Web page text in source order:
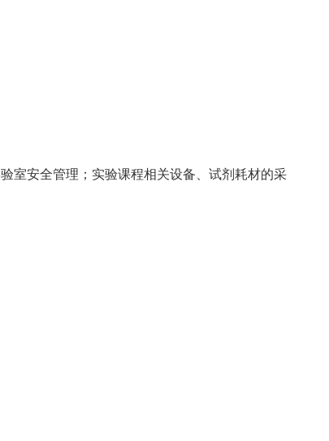
室安全管理；实验课程相关设备、试剂耗材的采